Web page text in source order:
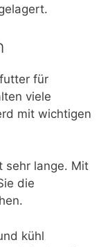
für
viele
mit wichtigen
sehr lange. Mit
die
kühl